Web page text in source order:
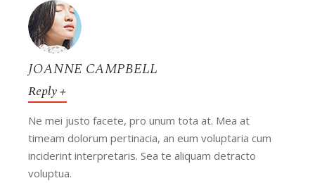
JOANNE CAMPBELL
Reply
Ne mei justo facete, pro unum tota at. Mea at
timeam dolorum pertinacia, an eum voluptaria cum
inciderint interpretaris. Sea te aliquam detracto
voluptua.